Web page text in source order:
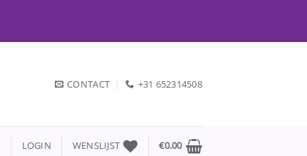
CONTACT +31 652314508
LOGIN WENSLIJST €0.00